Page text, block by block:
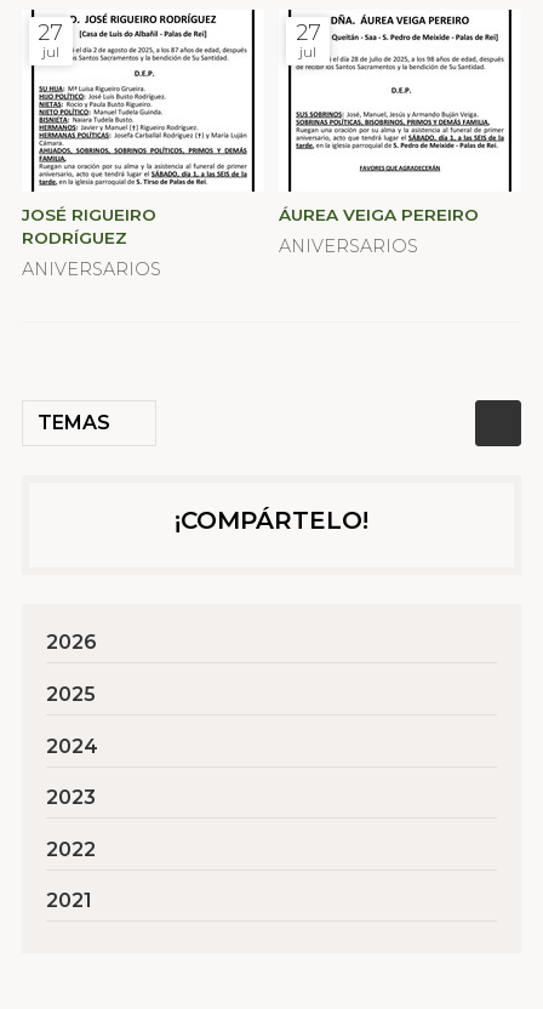
TEMAS
27
jul
JOSÉ RIGUEIRO
RODRÍGUEZ
ANIVERSARIOS
27
jul
ÁUREA VEIGA PEREIRO
ANIVERSARIOS
¡COMPÁRTELO!
2026
2025
2024
2023
2022
2021